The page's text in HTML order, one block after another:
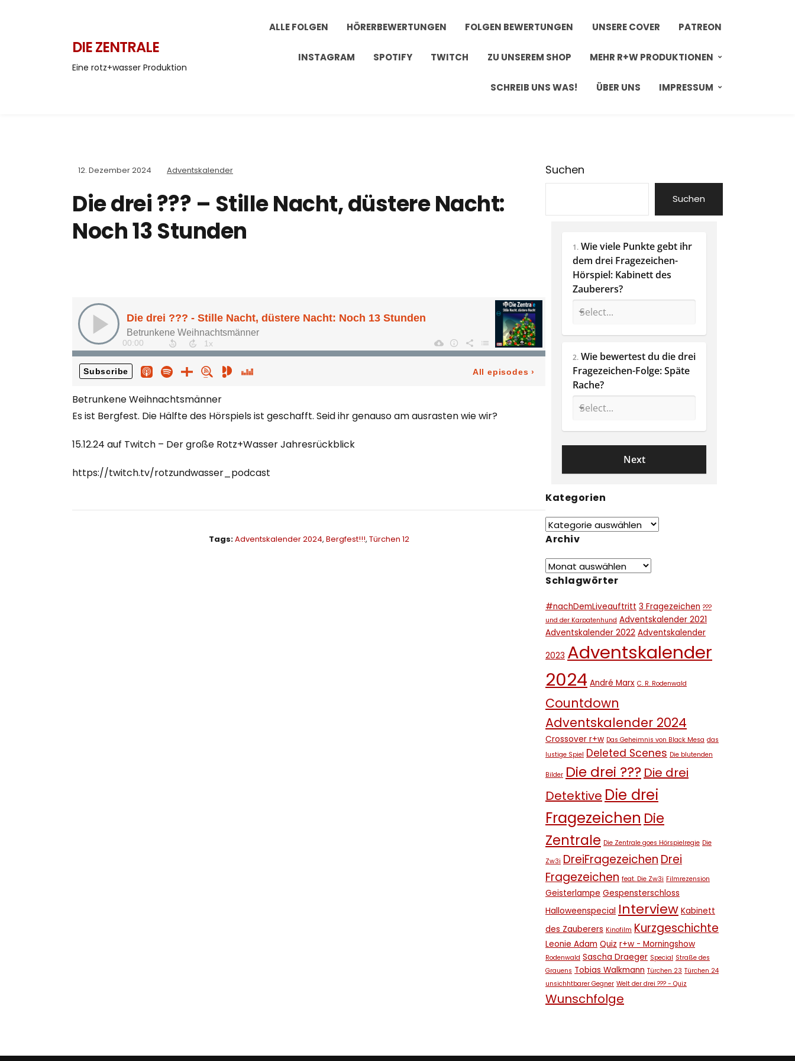
DIE ZENTRALE
Eine rotz+wasser Produktion
ALLE FOLGEN HÖRERBEWERTUNGEN FOLGEN BEWERTUNGEN UNSERE COVER PATREON
INSTAGRAM SPOTIFY TWITCH ZU UNSEREM SHOP MEHR R+W PRODUKTIONEN
SCHREIB UNS WAS! ÜBER UNS IMPRESSUM
12. Dezember 2024 Adventskalender
Die drei ??? – Stille Nacht, düstere Nacht:
Noch 13 Stunden
Betrunkene Weihnachtsmänner
Es ist Bergfest. Die Hälfte des Hörspiels ist geschafft. Seid ihr genauso am ausrasten wie wir?
15.12.24 auf Twitch – Der große Rotz+Wasser Jahresrückblick
https://twitch.tv/rotzundwasser_podcast
Tags:Adventskalender 2024, Bergfest!!!, Türchen 12
Suchen
Suchen
1. Wie viele Punkte gebt ihr
dem drei Fragezeichen-
Hörspiel: Kabinett des
Zauberers?
2. Wie bewertest du die drei
Fragezeichen-Folge: Späte
Rache?
Kategorien
Archiv
Schlagwörter
#nachDemLiveauftritt 3 Fragezeichen ???
und der Karpatenhund Adventskalender 2021
Adventskalender 2022 Adventskalender
2023 Adventskalender
2024 André Marx C. R. Rodenwald
Countdown
Adventskalender 2024
Crossover r+w Das Geheimnis von Black Mesa das
lustige Spiel Deleted Scenes Die blutenden
Bilder Die drei ??? Die drei
Detektive Die drei
Fragezeichen Die
Zentrale Die Zentrale goes Hörspielregie Die
Zw3i DreiFragezeichen Drei
Fragezeichen feat. Die Zw3i Filmrezension
Geisterlampe Gespensterschloss
Halloweenspecial Interview Kabinett
des Zauberers Kinofilm Kurzgeschichte
Leonie Adam Quiz r+w - Morningshow
Rodenwald Sascha Draeger Special Straße des
Grauens Tobias Walkmann Türchen 23 Türchen 24
unsichhtbarer Gegner Welt der drei ??? - Quiz
Wunschfolge